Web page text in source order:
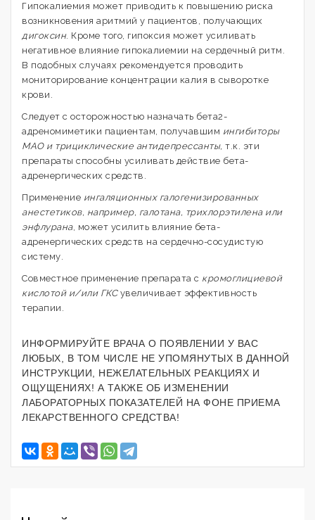
Гипокалиемия может приводить к повышению риска
возникновения аритмий у пациентов, получающих
дигоксин. Кроме того, гипоксия может усиливать
негативное влияние гипокалиемии на сердечный ритм.
В подобных случаях рекомендуется проводить
мониторирование концентрации калия в сыворотке
крови.
Следует с осторожностью назначать бета2-
адреномиметики пациентам, получавшим ингибиторы
МАО и трициклические антидепрессанты, т.к. эти
препараты способны усиливать действие бета-
адренергических средств.
Применение ингаляционных галогенизированных
анестетиков, например, галотана, трихлорэтилена или
энфлурана, может усилить влияние бета-
адренергических средств на сердечно-сосудистую
систему.
Совместное применение препарата с кромоглициевой
кислотой и/или ГКСувеличивает эффективность
терапии.
ИНФОРМИРУЙТЕ ВРАЧА О ПОЯВЛЕНИИ У ВАС
ЛЮБЫХ, В ТОМ ЧИСЛЕ НЕ УПОМЯНУТЫХ В ДАННОЙ
ИНСТРУКЦИИ, НЕЖЕЛАТЕЛЬНЫХ РЕАКЦИЯХ И
ОЩУЩЕНИЯХ! А ТАКЖЕ ОБ ИЗМЕНЕНИИ
ЛАБОРАТОРНЫХ ПОКАЗАТЕЛЕЙ НА ФОНЕ ПРИЕМА
ЛЕКАРСТВЕННОГО СРЕДСТВА!